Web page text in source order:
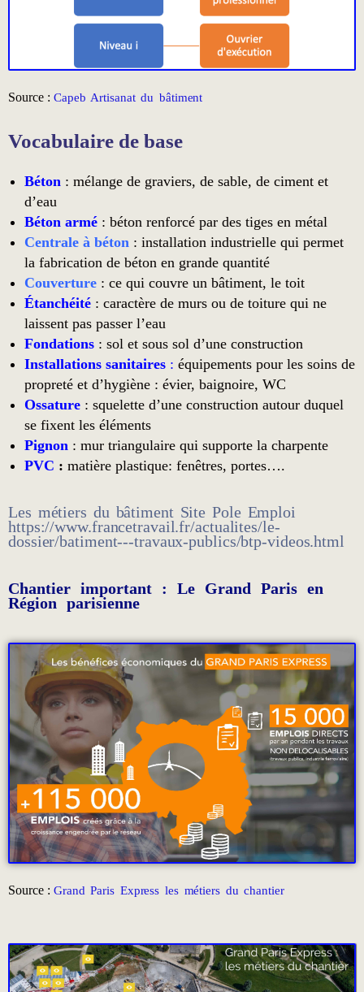
Source : Capeb Artisanat du bâtiment
Vocabulaire de base
Béton : mélange de graviers, de sable, de ciment et
d’eau
Béton armé : béton renforcé par des tiges en métal
Centrale à béton : installation industrielle qui permet
la fabrication de béton en grande quantité
Couverture : ce qui couvre un bâtiment, le toit
Étanchéité : caractère de murs ou de toiture qui ne
laissent pas passer l’eau
Fondations : sol et sous sol d’une construction
Installations sanitaires : équipements pour les soins de
propreté et d’hygiène : évier, baignoire, WC
Ossature : squelette d’une construction autour duquel
se fixent les éléments
Pignon : mur triangulaire qui supporte la charpente
PVC : matière plastique: fenêtres, portes….
Les métiers du bâtiment Site Pole Emploi
https://www.francetravail.fr/actualites/le-
dossier/batiment---travaux-publics/btp-videos.html
Chantier important : Le Grand Paris en
Région parisienne
Source : Grand Paris Express les métiers du chantier